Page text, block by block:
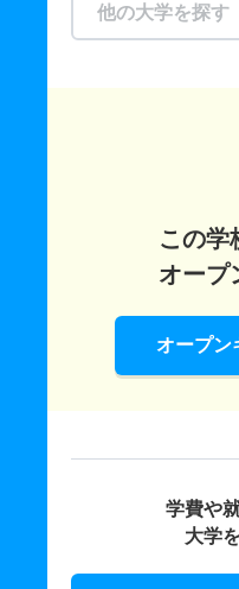
この学
オープ
オープン
学費や
大学